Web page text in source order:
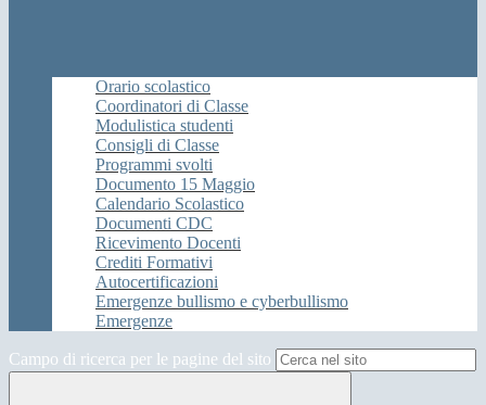
Orario scolastico
Coordinatori di Classe
Modulistica studenti
Consigli di Classe
Programmi svolti
Documento 15 Maggio
Calendario Scolastico
Documenti CDC
Ricevimento Docenti
Crediti Formativi
Autocertificazioni
Emergenze bullismo e cyberbullismo
Emergenze
Campo di ricerca per le pagine del sito